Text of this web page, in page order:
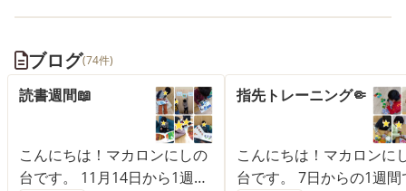
ブログ(74件)
読書週間📖
こんにちは！マカロンにしの
台です。 11月14日から1週
指先トレーニング🤏
こんにちは！マカロンに
台です。 7日からの1週間